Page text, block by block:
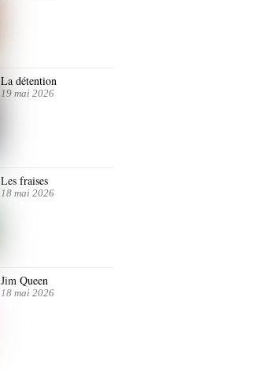
La détention
19 mai 2026
Les fraises
18 mai 2026
Jim Queen
18 mai 2026